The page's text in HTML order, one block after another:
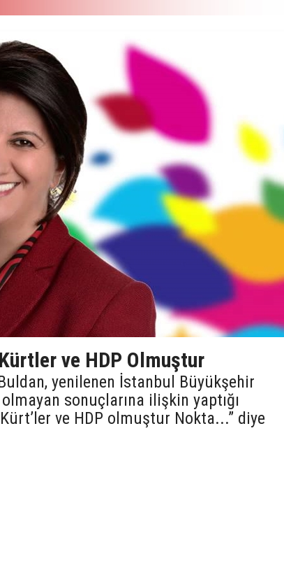
ve HDP Olmuştur
yenilenen İstanbul Büyükşehir
sonuçlarına ilişkin yaptığı
ve HDP olmuştur Nokta...” diye